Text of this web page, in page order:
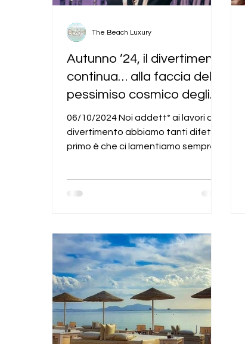
Autunno ’24, il divertimento
continua… alla faccia del
pessimiso cosmico degli
addett* ai lavori
06/10/2024 Noi addett* ai lavori del
divertimento abbiamo tanti difetti. Il
primo è che ci lamentiamo sempre e
The Beach Luxury